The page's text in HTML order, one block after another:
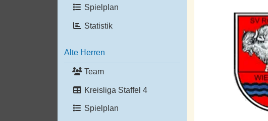
Spielplan
Statistik
Alte Herren
Team
Kreisliga Staffel 4
Spielplan